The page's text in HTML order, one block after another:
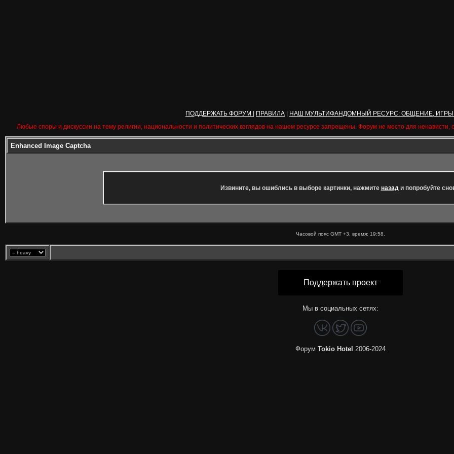
ПОДДЕРЖАТЬ ФОРУМ ПРАВИЛА
НАШ МУЛЬТИФАНДОМНЫЙ РЕСУРС: ОБЩЕНИЕ, ИГРЫ
Любые споры и дискуссии на тему религии, национальности и политических взглядов на нашем ресурсе запрещены. Форум не место для
Enhanced Image Captcha
Извините, вы ошиблись в выборе картинки, нажмите назади попробуйте
Часовой пояс GMT +3, время: 19:58
Поддержать проект
Мы в социальных сетях:
Форум Tokio Hotel 2006-2024